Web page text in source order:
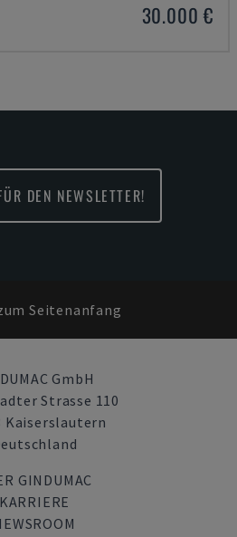
30.000 €
DEN NEWSLETTER!
Seitenanfang
GmbH
Strasse 110
Kaiserslautern
GINDUMAC
KARRIERE